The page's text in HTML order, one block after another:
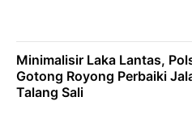
Minimalisir Laka Lantas,
Gotong Royong Perbaiki
Talang Sali